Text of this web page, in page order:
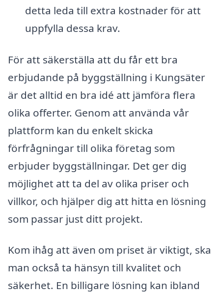
detta leda till extra kostnader för att
uppfylla dessa krav.
För att säkerställa att du får ett bra
erbjudande på byggställning i Kungsäter
är det alltid en bra idé att jämföra flera
olika offerter. Genom att använda vår
plattform kan du enkelt skicka
förfrågningar till olika företag som
erbjuder byggställningar. Det ger dig
möjlighet att ta del av olika priser och
villkor, och hjälper dig att hitta en lösning
som passar just ditt projekt.
Kom ihåg att även om priset är viktigt, ska
man också ta hänsyn till kvalitet och
säkerhet. En billigare lösning kan ibland